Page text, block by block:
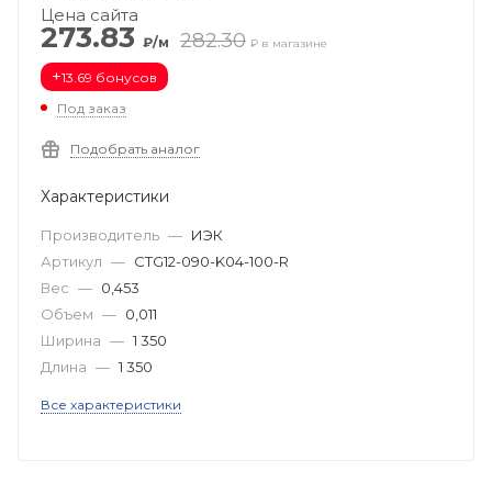
Цена сайта
273.83 ₽/м 282.30 ₽ в магазине
+13.69 бонусов
Под заказ
Подобрать аналог
Характеристики
Производитель — ИЭК
Артикул — CTG12-090-K04-100-R
Вес — 0,453
Объем — 0,011
Ширина — 1 350
Длина — 1 350
Все характеристики